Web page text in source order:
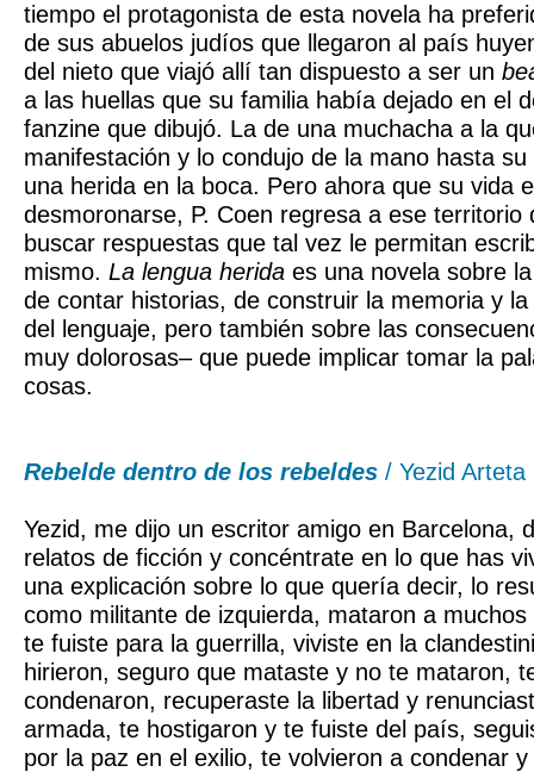
tiempo el protagonista de esta novela ha
de sus abuelos judíos que llegaron al país
del nieto que viajó allí tan dispuesto a ser un
a las huellas que su familia había dejado en el
fanzine que dibujó. La de una muchacha a la
manifestación y lo condujo de la mano hasta
una herida en la boca. Pero ahora que su vida
desmoronarse, P. Coen regresa a ese territorio
buscar respuestas que tal vez le permitan
mismo. La lengua herida es una novela sobre
de contar historias, de construir la memoria y
del lenguaje, pero también sobre las
muy dolorosas– que puede implicar tomar la
cosas.
Rebelde dentro de los rebeldes / Yezid Arteta
Yezid, me dijo un escritor amigo en Barcelona,
relatos de ficción y concéntrate en lo que has
una explicación sobre lo que quería decir, lo
como militante de izquierda, mataron a
te fuiste para la guerrilla, viviste en la
hirieron, seguro que mataste y no te mataron,
condenaron, recuperaste la libertad y
armada, te hostigaron y te fuiste del país,
por la paz en el exilio, te volvieron a condenar